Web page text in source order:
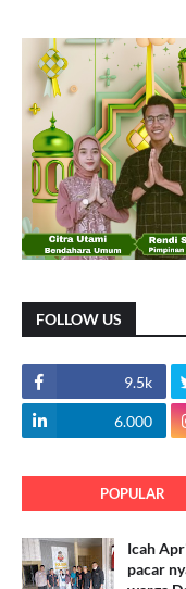
FOLLOW US
9.5k
6.000
POPULAR
Icah
pacar